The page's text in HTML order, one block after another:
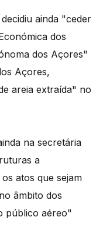
ainda "ceder
dos
dos Açores"
Açores,
areia extraída" no
na secretária
a
atos que sejam
âmbito dos
público aéreo"